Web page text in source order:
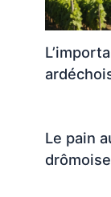
Le pain
drômoise